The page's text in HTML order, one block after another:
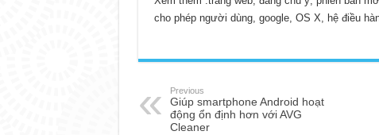
cho phép người dùng, google, OS X, hệ điều
Previous
Giúp smartphone Android hoạt
động ổn định hơn với AVG
Cleaner